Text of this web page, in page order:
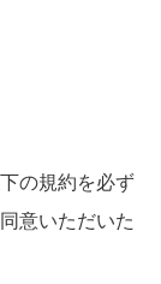
の規約を必ず
意いただいた